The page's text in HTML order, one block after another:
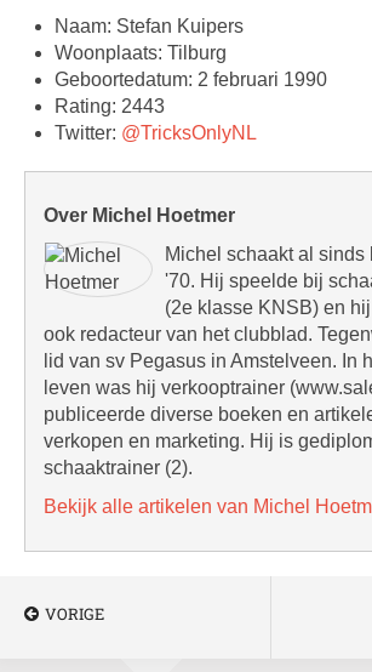
Naam: Stefan Kuipers
Woonplaats: Tilburg
Geboortedatum: 2 februari 1990
Rating: 2443
Twitter: @TricksOnlyNL
Over Michel Hoetmer
Michel schaakt al sinds
'70. Hij speelde bij
(2e klasse KNSB) en
ook redacteur van het clubblad.
lid van sv Pegasus in Amstelveen. In
leven was hij verkooptrainer
publiceerde diverse boeken en
verkopen en marketing. Hij is
schaaktrainer (2).
Bekijk alle artikelen van Michel
VORIGE